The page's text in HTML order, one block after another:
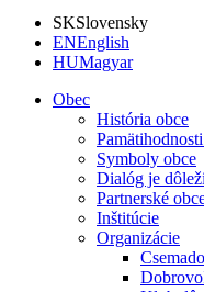
SKSlovensky
ENEnglish
HUMagyar
Obec
História obce
Symboly obce
Dialóg je
Partnerské
Inštitúcie
Organizácie